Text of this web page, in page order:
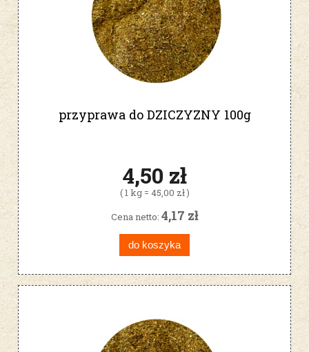
przyprawa do DZICZYZNY 100g
4,50 zł
( 1 kg = 45,00 zł )
Cena netto: 4,17 zł
do koszyka